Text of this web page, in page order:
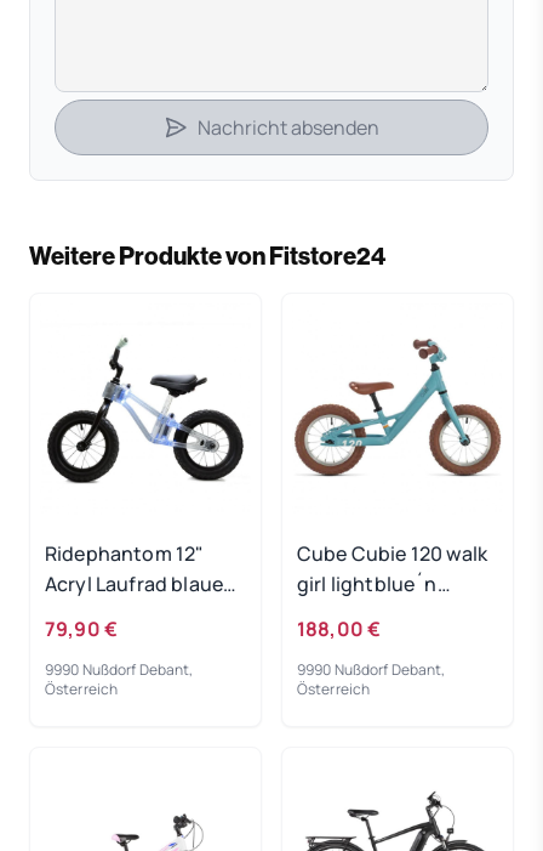
Nachricht absenden
Weitere Produkte von Fitstore24
Ridephantom 12"
Acryl Laufrad blaues
79,90 €
9990 Nußdorf Debant,
Österreich
Cube Cubie 120 walk
girl lightblue´n
188,00 €
9990 Nußdorf Debant,
Österreich